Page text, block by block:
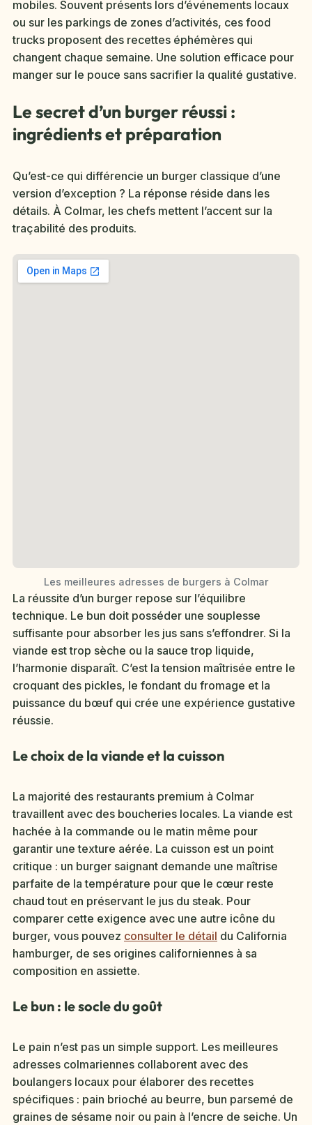
mobiles. Souvent présents lors d’événements locaux
ou sur les parkings de zones d’activités, ces food
trucks proposent des recettes éphémères qui
changent chaque semaine. Une solution efficace pour
manger sur le pouce sans sacrifier la qualité gustative.
Le secret d’un burger réussi :
ingrédients et préparation
Qu’est-ce qui différencie un burger classique d’une
version d’exception ? La réponse réside dans les
détails. À Colmar, les chefs mettent l’accent sur la
traçabilité des produits.
Les meilleures adresses de burgers à Colmar
La réussite d’un burger repose sur l’équilibre
technique. Le bun doit posséder une souplesse
suffisante pour absorber les jus sans s’effondrer. Si la
viande est trop sèche ou la sauce trop liquide,
l’harmonie disparaît. C’est la tension maîtrisée entre le
croquant des pickles, le fondant du fromage et la
puissance du bœuf qui crée une expérience gustative
réussie.
Le choix de la viande et la cuisson
La majorité des restaurants premium à Colmar
travaillent avec des boucheries locales. La viande est
hachée à la commande ou le matin même pour
garantir une texture aérée. La cuisson est un point
critique : un burger saignant demande une maîtrise
parfaite de la température pour que le cœur reste
chaud tout en préservant le jus du steak. Pour
comparer cette exigence avec une autre icône du
burger, vous pouvez consulter le détail du California
hamburger, de ses origines californiennes à sa
composition en assiette.
Le bun : le socle du goût
Le pain n’est pas un simple support. Les meilleures
adresses colmariennes collaborent avec des
boulangers locaux pour élaborer des recettes
spécifiques : pain brioché au beurre, bun parsemé de
graines de sésame noir ou pain à l’encre de seiche. Un